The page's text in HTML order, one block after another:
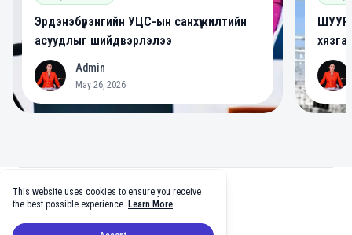
Эрдэнэбүрэнгийн УЦС-ын санхүүжилтийн
асуудлыг шийдвэрлэлээ
A Admin
May 26, 2026
A
facebook
twittergithubtiktok
This website uses cookies to ensure you receive
the best possible experience. Learn More